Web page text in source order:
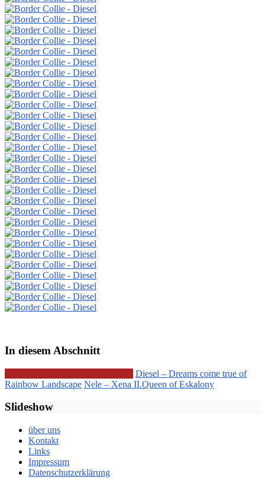
In diesem Abschnitt
Diesel – Dreams come true of
Rainbow Landscape Nele – Xena II.Queen of Eskalony
Slideshow
über uns
Kontakt
Links
Impressum
Datenschutzerklärung